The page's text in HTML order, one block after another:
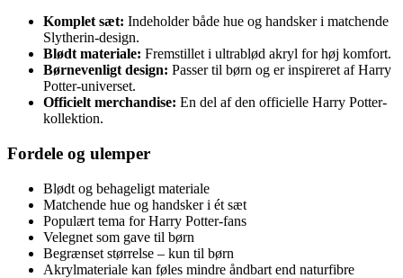
Komplet sæt: Indeholder både hue og handsker i matchende
Slytherin-design.
Blødt materiale: Fremstillet i ultrablød akryl for høj komfort.
Børnevenligt design: Passer til børn og er inspireret af Harry
Potter-universet.
Officielt merchandise: En del af den officielle Harry Potter-
kollektion.
Fordele og ulemper
Blødt og behageligt materiale
Matchende hue og handsker i ét sæt
Populært tema for Harry Potter-fans
Velegnet som gave til børn
Begrænset størrelse – kun til børn
Akrylmateriale kan føles mindre åndbart end naturfibre